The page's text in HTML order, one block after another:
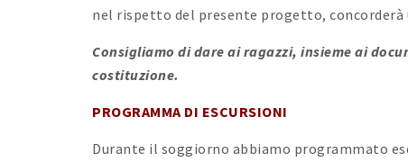
nel rispetto del presente progetto, concorderà
Consigliamo di dare ai ragazzi, insieme ai
costituzione.
PROGRAMMA DI ESCURSIONI
Durante il soggiorno abbiamo programmato